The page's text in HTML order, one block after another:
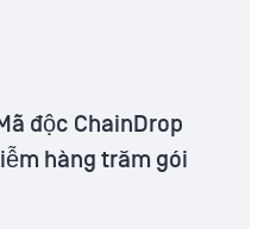
độc ChainDrop
hàng trăm gói